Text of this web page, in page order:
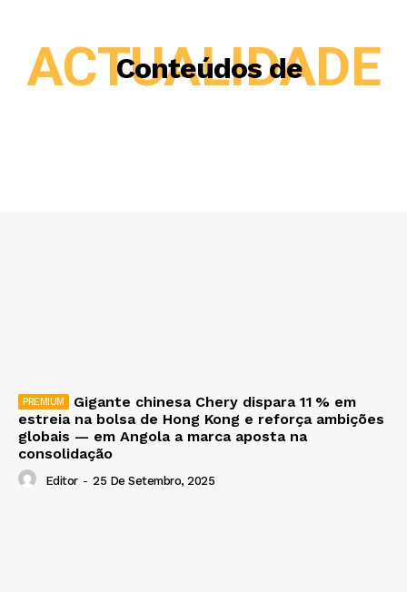
Conteúdos de
ACTUALIDADE
Gigante chinesa Chery dispara 11 % em
estreia na bolsa de Hong Kong e reforça ambições
globais — em Angola a marca aposta na
consolidação
Editor - 25 De Setembro, 2025